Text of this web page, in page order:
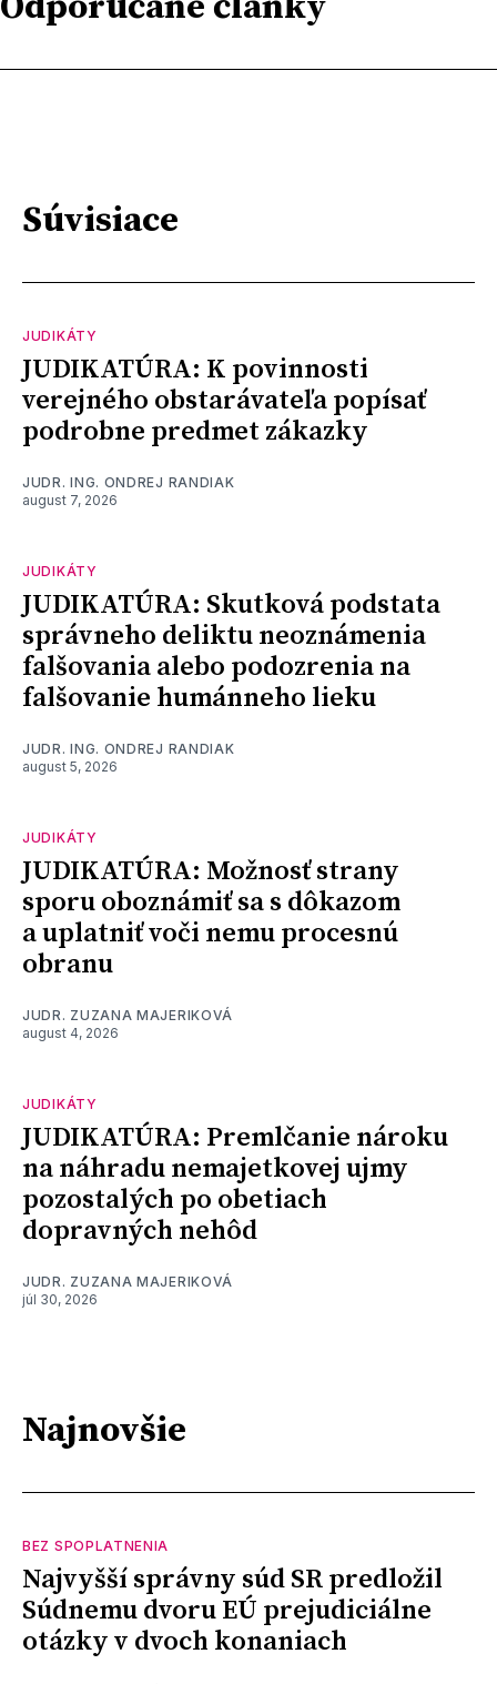
Súvisiace
JUDIKÁTY
JUDIKATÚRA: K povinnosti
verejného obstarávateľa popísať
podrobne predmet zákazky
JUDR. ING. ONDREJ RANDIAK
august 7, 2026
JUDIKÁTY
JUDIKATÚRA: Skutková podstata
správneho deliktu neoznámenia
falšovania alebo podozrenia na
falšovanie humánneho lieku
JUDR. ING. ONDREJ RANDIAK
august 5, 2026
JUDIKÁTY
JUDIKATÚRA: Možnosť strany
sporu oboznámiť sa s dôkazom
a uplatniť voči nemu procesnú
obranu
JUDR. ZUZANA MAJERIKOVÁ
august 4, 2026
JUDIKÁTY
JUDIKATÚRA: Premlčanie nároku
na náhradu nemajetkovej ujmy
pozostalých po obetiach
dopravných nehôd
JUDR. ZUZANA MAJERIKOVÁ
júl 30, 2026
Najnovšie
BEZ SPOPLATNENIA
Najvyšší správny súd SR predložil
Súdnemu dvoru EÚ prejudiciálne
otázky v dvoch konaniach